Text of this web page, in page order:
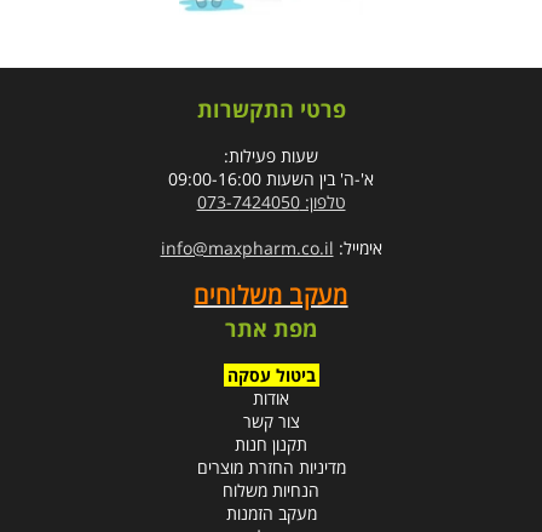
מפת אתר
ביטול עסקה
אודות
צור קשר
תקנון חנות
מדיניות החזרת מוצרים
הנחיות משלוח
מעקב הזמנות
פרטי התקשרות
שעות פעילות:
א'-ה' בין השעות 09:00-16:00
טלפון: 073-7424050
אימייל: info@maxpharm.co.il
מעקב משלוחים